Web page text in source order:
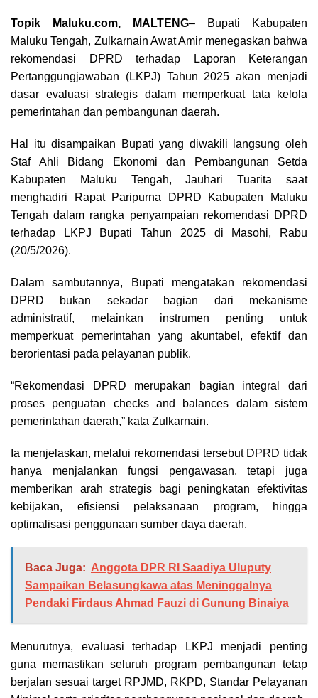
Topik Maluku.com, MALTENG– Bupati Kabupaten
Maluku Tengah, Zulkarnain Awat Amir menegaskan bahwa
rekomendasi DPRD terhadap Laporan Keterangan
Pertanggungjawaban (LKPJ) Tahun 2025 akan menjadi
dasar evaluasi strategis dalam memperkuat tata kelola
pemerintahan dan pembangunan daerah.
Hal itu disampaikan Bupati yang diwakili langsung oleh
Staf Ahli Bidang Ekonomi dan Pembangunan Setda
Kabupaten Maluku Tengah, Jauhari Tuarita saat
menghadiri Rapat Paripurna DPRD Kabupaten Maluku
Tengah dalam rangka penyampaian rekomendasi DPRD
terhadap LKPJ Bupati Tahun 2025 di Masohi, Rabu
(20/5/2026).
Dalam sambutannya, Bupati mengatakan rekomendasi
DPRD bukan sekadar bagian dari mekanisme
administratif, melainkan instrumen penting untuk
memperkuat pemerintahan yang akuntabel, efektif dan
berorientasi pada pelayanan publik.
“Rekomendasi DPRD merupakan bagian integral dari
proses penguatan checks and balances dalam sistem
pemerintahan daerah,” kata Zulkarnain.
Ia menjelaskan, melalui rekomendasi tersebut DPRD tidak
hanya menjalankan fungsi pengawasan, tetapi juga
memberikan arah strategis bagi peningkatan efektivitas
kebijakan, efisiensi pelaksanaan program, hingga
optimalisasi penggunaan sumber daya daerah.
Baca Juga: Anggota DPR RI Saadiya Uluputy
Sampaikan Belasungkawa atas Meninggalnya
Pendaki Firdaus Ahmad Fauzi di Gunung Binaiya
Menurutnya, evaluasi terhadap LKPJ menjadi penting
guna memastikan seluruh program pembangunan tetap
berjalan sesuai target RPJMD, RKPD, Standar Pelayanan